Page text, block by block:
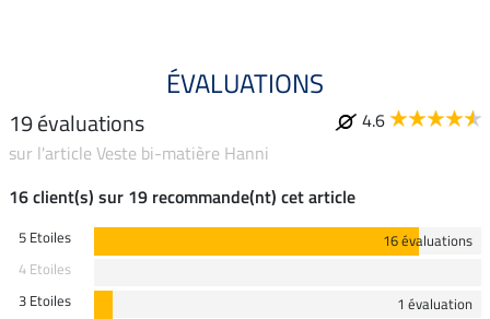
ÉVALUATIONS
19 évaluations
4.6
sur l'article Veste bi-matière Hanni
16 client(s) sur 19 recommande(nt) cet article
5 Etoiles
16 évaluations
4 Etoiles
3 Etoiles
1 évaluation